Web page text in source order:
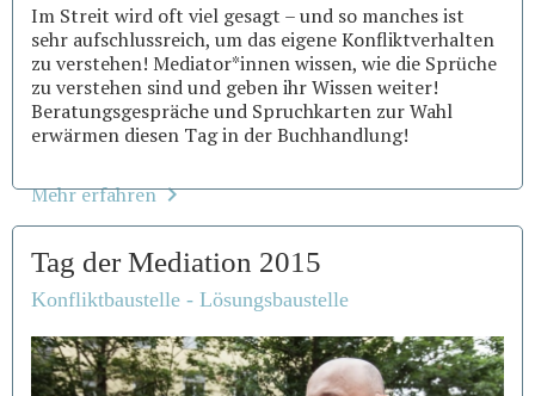
Im Streit wird oft viel gesagt – und so manches ist
sehr aufschlussreich, um das eigene Konfliktverhalten
zu verstehen! Mediator*innen wissen, wie die Sprüche
zu verstehen sind und geben ihr Wissen weiter!
Beratungsgespräche und Spruchkarten zur Wahl
erwärmen diesen Tag in der Buchhandlung!
Mehr erfahren
Tag der Mediation 2015
Konfliktbaustelle - Lösungsbaustelle